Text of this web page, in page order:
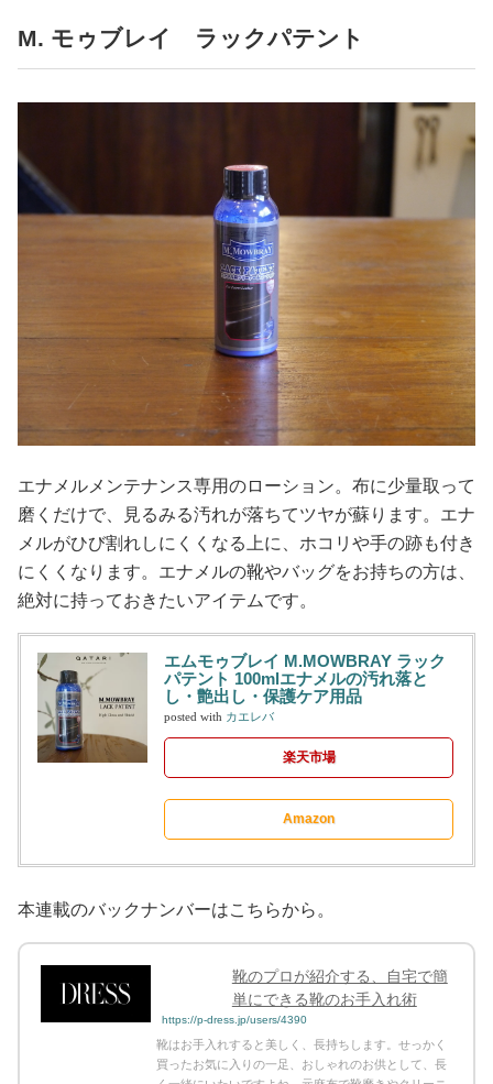
M. モゥブレイ ラックパテント
エナメルメンテナンス専用のローション。布に少量取って
磨くだけで、見るみる汚れが落ちてツヤが蘇ります。エナ
メルがひび割れしにくくなる上に、ホコリや手の跡も付き
にくくなります。エナメルの靴やバッグをお持ちの方は、
絶対に持っておきたいアイテムです。
エムモゥブレイ M.MOWBRAY ラック
パテント 100mlエナメルの汚れ落と
し・艶出し・保護ケア用品
posted with カエレバ
楽天市場
Amazon
本連載のバックナンバーはこちらから。
靴のプロが紹介する、自宅で簡
単にできる靴のお手入れ術
https://p-dress.jp/users/4390
靴はお手入れすると美しく、長持ちします。せっかく
買ったお気に入りの一足、おしゃれのお供として、長